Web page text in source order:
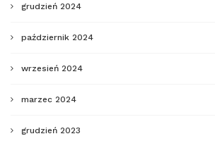
grudzień 2024
październik 2024
wrzesień 2024
marzec 2024
grudzień 2023